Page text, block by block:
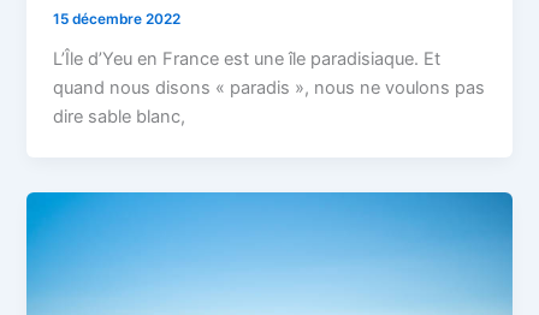
15 décembre 2022
L’Île d’Yeu en France est une île paradisiaque. Et
quand nous disons « paradis », nous ne voulons pas
dire sable blanc,